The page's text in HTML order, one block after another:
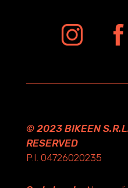
© 2023 BIKEEN
RESERVED
P.I. 04726020235